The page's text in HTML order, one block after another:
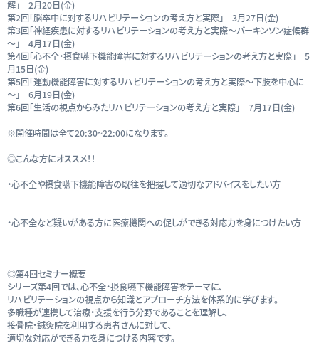
解」 2月20日(金)
第2回「脳卒中に対するリハビリテーションの考え方と実際」 3月27日(金)
第3回「神経疾患に対するリハビリテーションの考え方と実際～パーキンソン症候群
～」 4月17日(金)
第4回「心不全・摂食嚥下機能障害に対するリハビリテーションの考え方と実際」 5
月15日(金)
第5回「運動機能障害に対するリハビリテーションの考え方と実際～下肢を中心に
～」 6月19日(金)
第6回「生活の視点からみたリハビリテーションの考え方と実際」 7月17日(金)
※開催時間は全て20:30~22:00になります。
◎こんな方にオススメ！！
・心不全や摂食嚥下機能障害の既往を把握して適切なアドバイスをしたい方
・心不全など疑いがある方に医療機関への促しができる対応力を身につけたい方
◎第4回セミナー概要
シリーズ第4回では、心不全・摂食嚥下機能障害をテーマに、
リハビリテーションの視点から知識とアプローチ方法を体系的に学びます。
多職種が連携して治療・支援を行う分野であることを理解し、
接骨院・鍼灸院を利用する患者さんに対して、
適切な対応ができる力を身につける内容です。